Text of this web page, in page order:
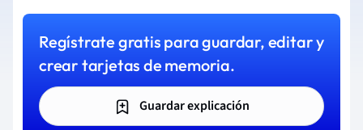
Regístrate gratis para guardar, editar y
crear tarjetas de memoria.
Guardar explicación